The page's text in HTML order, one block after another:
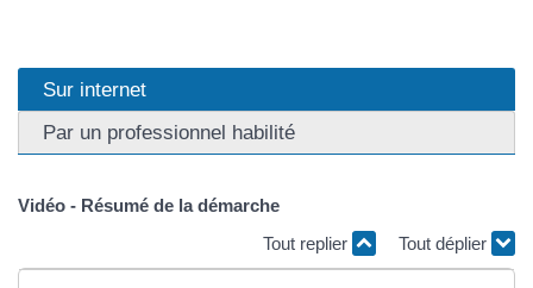
Sur internet
Par un professionnel habilité
Vidéo - Résumé de la démarche
Tout replier
Tout déplier